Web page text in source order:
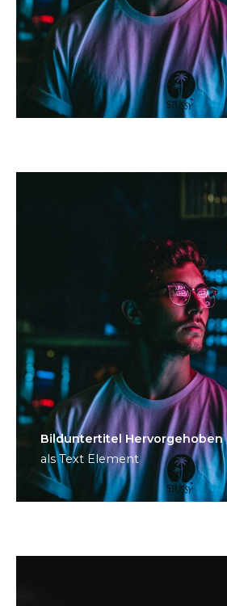
Bild­unter­titel Hervorgehoben
als Text Element